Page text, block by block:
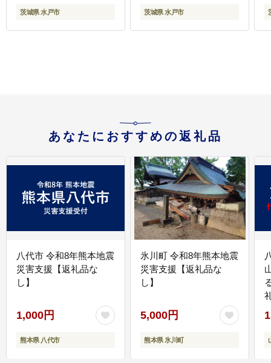
冷凍 国産 茨城県産 産地
バラ 高評価 人気 内田本
茨城県 水戸市
市】（BJ-3）
茨城県 水戸市
あなたにおすすめの返礼品
八代市 令和8年熊本地震
災害支援【返礼品な
し】
1,000円
熊本県 八代市
氷川町 令和8年熊本地震
災害支援【返礼品な
し】
5,000円
熊本県 氷川町